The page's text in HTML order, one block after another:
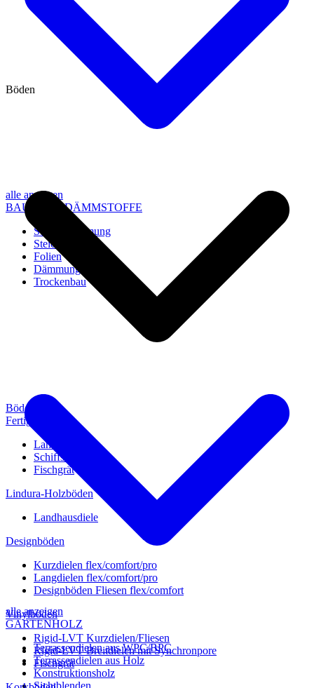
alle anzeigen
BAU- UND DÄMMSTOFFE
Steico Dämmung
Steico Zubehör
Folien
Dämmung
Trockenbau
alle anzeigen
GARTENHOLZ
Terrassendielen aus WPC/BPC
Terrassendielen aus Holz
Konstruktionsholz
Sichtblenden
Böden
Böden
Fertigparkett
Landhausdiele
Schiffsboden
Fischgrät
Lindura-Holzböden
Landhausdiele
Designböden
Kurzdielen flex/comfort/pro
Langdielen flex/comfort/pro
Designböden Fliesen flex/comfort
Vinylböden
Rigid-LVT Kurzdielen/Fliesen
Rigid-LVT Breitdielen mit Synchronpore
Fischgrät